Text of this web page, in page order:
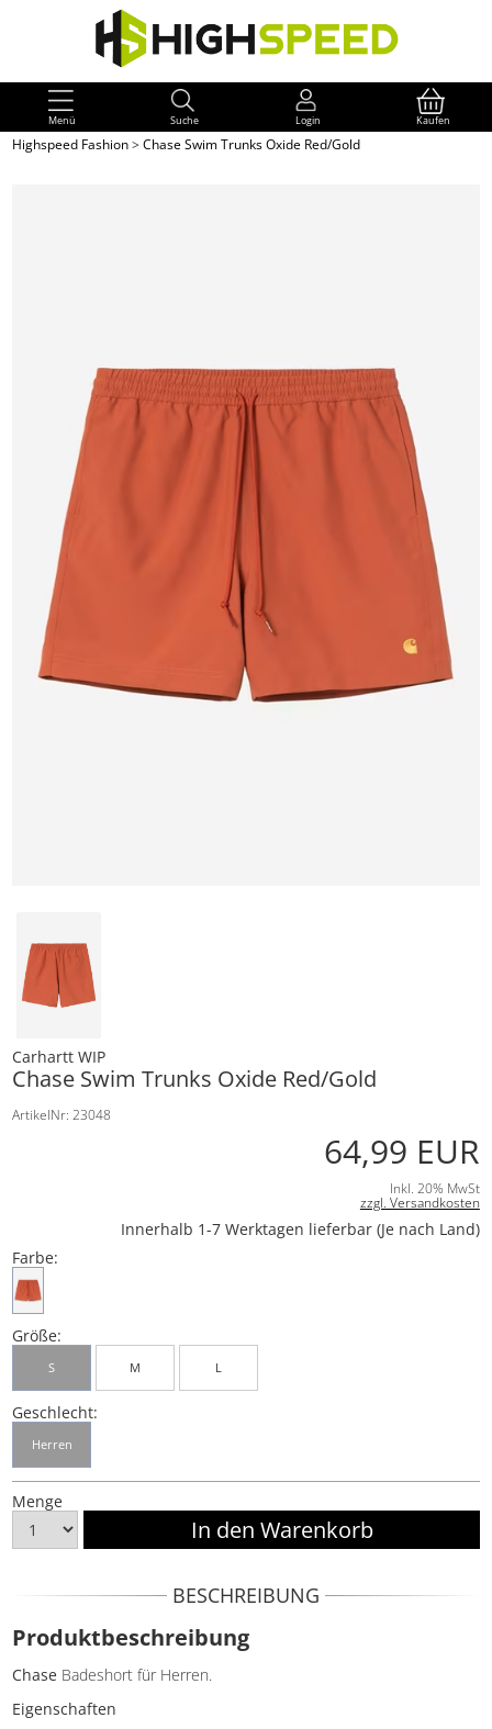
Menü Suche Login Kaufen
Highspeed Fashion>Chase Swim Trunks Oxide Red/Gold
Carhartt WIP
Chase Swim Trunks Oxide Red/Gold
ArtikelNr: 23048
64,99 EUR
Inkl. 20% MwSt
zzgl. Versandkosten
Innerhalb 1-7 Werktagen lieferbar (Je nach Land)
Farbe:
Größe:
S M L
Geschlecht:
Herren
Menge
BESCHREIBUNG
Produktbeschreibung
Chase Badeshort für Herren.
Eigenschaften